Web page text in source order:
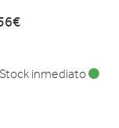
Stock inmediato